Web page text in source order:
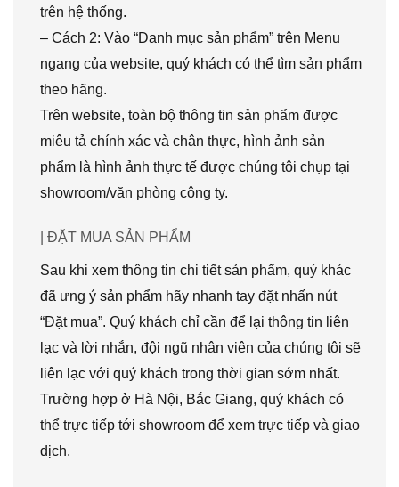
trên hệ thống.
– Cách 2: Vào “Danh mục sản phẩm” trên Menu
ngang của website, quý khách có thể tìm sản phẩm
theo hãng.
Trên website, toàn bộ thông tin sản phẩm được
miêu tả chính xác và chân thực, hình ảnh sản
phẩm là hình ảnh thực tế được chúng tôi chụp tại
showroom/văn phòng công ty.
| ĐẶT MUA SẢN PHẨM
Sau khi xem thông tin chi tiết sản phẩm, quý khác
đã ưng ý sản phẩm hãy nhanh tay đặt nhấn nút
“Đặt mua”. Quý khách chỉ cần để lại thông tin liên
lạc và lời nhắn, đội ngũ nhân viên của chúng tôi sẽ
liên lạc với quý khách trong thời gian sớm nhất.
Trường hợp ở Hà Nội, Bắc Giang, quý khách có
thể trực tiếp tới showroom để xem trực tiếp và giao
dịch.